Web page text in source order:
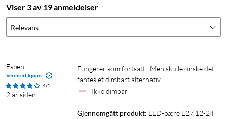
Viser 3 av 19 anmeldelser
Relevans
Espen
Verifisert kjøper
4/5
2 år siden
Fungerer som fortsatt.  Men skulle ønske det
fantes et dimbart alternativ
Ikke dimbar
Gjennomgått produkt: LED-pære E27 12-24